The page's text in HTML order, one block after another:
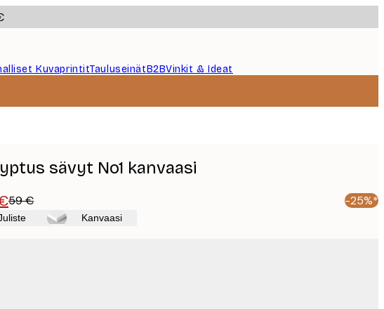
KuvaprintitTauluseinätB2BVinkit & Ideat
sävyt No1 kanvaasi
59 € -25%*
Kanvaasi